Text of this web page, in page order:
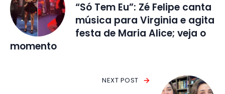
“Só Tem Eu”: Zé Felipe canta
música para Virginia e agita
festa de Maria Alice; veja o
momento
NEXT POST